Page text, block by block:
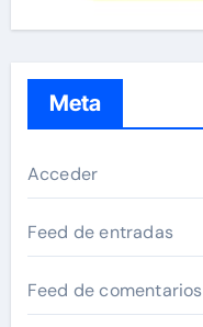
Meta
Acceder
Feed de entradas
Feed de comentarios